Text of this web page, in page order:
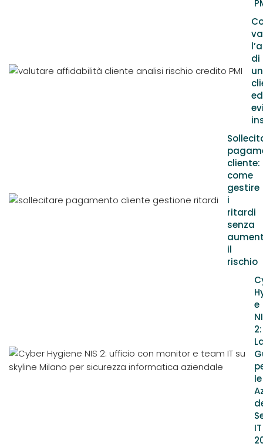
di
un
ed
cliente:
come
gestire
i
ritardi
senza
il
rischio
e
2:
le
IT